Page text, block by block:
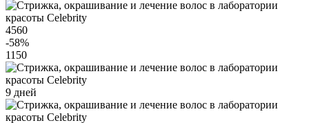
4560
-58%
1150
9 дней